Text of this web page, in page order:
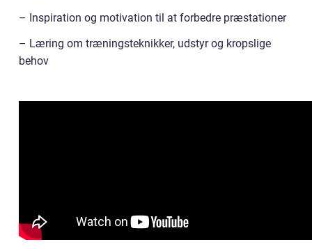
– Inspiration og motivation til at forbedre præstationer
– Læring om træningsteknikker, udstyr og kropslige
behov